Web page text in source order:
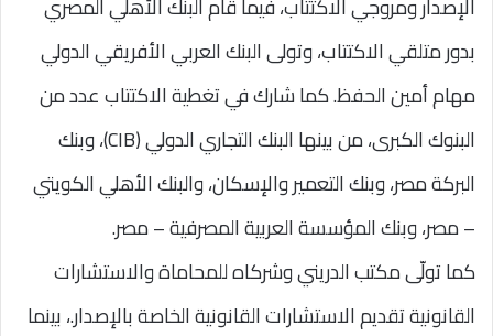
الإصدار ومروجي الاكتتاب، فيما قام البنك الأهلي المصري
بدور متلقي الاكتتاب، وتولى البنك العربي الأفريقي الدولي
مهام أمين الحفظ. كما شارك في تغطية الاكتتاب عدد من
البنوك الكبرى، من بينها البنك التجاري الدولي (CIB)، وبنك
البركة مصر، وبنك التعمير والإسكان، والبنك الأهلي الكويتي
– مصر، وبنك المؤسسة العربية المصرفية – مصر.
كما تولّى مكتب الدريني وشركاه للمحاماة والاستشارات
القانونية تقديم الاستشارات القانونية الخاصة بالإصدار.، بينما